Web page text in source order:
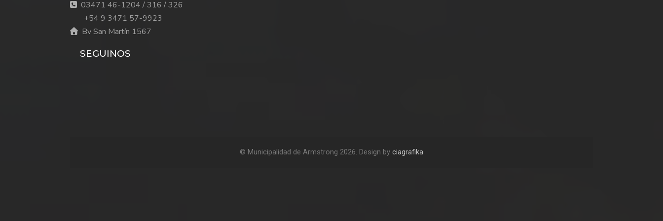
03471 46-1204 / 316 / 326
+54 9 3471 57-9923
Bv San Martín 1567
SEGUINOS
© Municipalidad de Armstrong 2026. Design by ciagrafika